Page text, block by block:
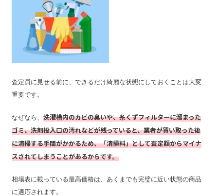
査定員に見せる前に、できるだけ綺麗な状態にしておくことは大変
重要です。
なぜなら、 洗濯槽内のカビの臭いや、糸くずフィルターに溜まった
ゴミ、洗剤投入口の汚れなどが残っていると、業者が買い取った後
に清掃する手間がかかるため、「清掃料」として査定額からマイナ
スされてしまうことがあるからです。
相場表に載っている最高価格は、あくまでも完璧に近い状態の商品
に適応されます。